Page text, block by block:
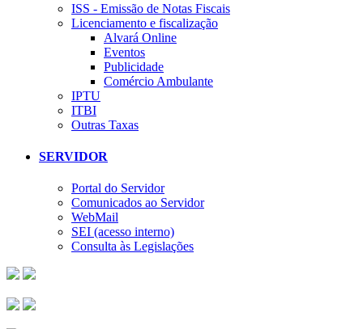
ISS - Emissão de Notas Fiscais
Licenciamento e fiscalização
Alvará Online
Eventos
Publicidade
Comércio Ambulante
IPTU
ITBI
Outras Taxas
SERVIDOR
Portal do Servidor
Comunicados ao Servidor
WebMail
SEI (acesso interno)
Consulta às Legislações